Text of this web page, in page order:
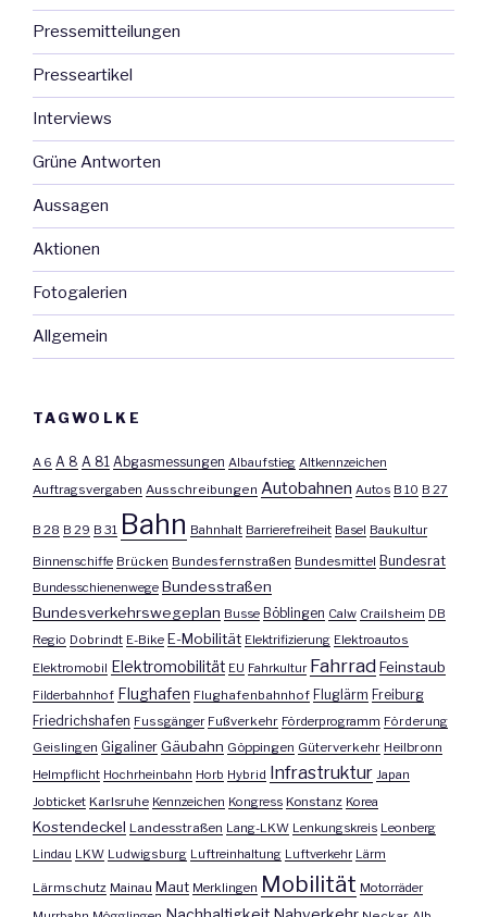
Pressemitteilungen
Presseartikel
Interviews
Grüne Antworten
Aussagen
Aktionen
Fotogalerien
Allgemein
TAGWOLKE
A 6 A 8 A 81 Abgasmessungen Albaufstieg Altkennzeichen
Auftragsvergaben Ausschreibungen Autobahnen Autos B 10 B 27
B 28 B 29 B 31 Bahn Bahnhalt Barrierefreiheit Basel Baukultur
Binnenschiffe Brücken Bundesfernstraßen Bundesmittel Bundesrat
Bundesschienenwege Bundesstraßen
Bundesverkehrswegeplan Busse Böblingen Calw Crailsheim DB
Regio Dobrindt E-Bike E-Mobilität Elektrifizierung Elektroautos
Elektromobil Elektromobilität EU Fahrkultur FahrradFeinstaub
Filderbahnhof Flughafen Flughafenbahnhof Fluglärm Freiburg
Friedrichshafen Fussgänger Fußverkehr Förderprogramm Förderung
Geislingen Gigaliner Gäubahn Göppingen Güterverkehr Heilbronn
Helmpflicht Hochrheinbahn Horb Hybrid Infrastruktur Japan
Jobticket Karlsruhe Kennzeichen Kongress Konstanz Korea
Kostendeckel Landesstraßen Lang-LKW Lenkungskreis Leonberg
Lindau LKW Ludwigsburg Luftreinhaltung Luftverkehr Lärm
Lärmschutz Mainau Maut Merklingen Mobilität Motorräder